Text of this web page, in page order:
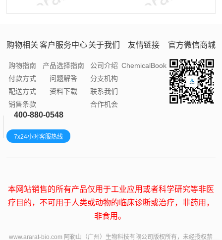
购物相关
购物指南
付款方式
配送方式
销售条款
客户服务中心
产品选择指南
问题解答
资料下载
关于我们
公司介绍
分支机构
联系我们
合作机会
友情链接
ChemicalBook
官方微信商城
400-880-0548
7x24小时客服热线
本网站销售的所有产品仅用于工业应用或者科学研究等非医
疗目的，不可用于人类或动物的临床诊断或治疗，非药用，
非食用。
www.ararat-bio.com 阿勒山（广州）生物科技有限公司版权所有，未经授权禁